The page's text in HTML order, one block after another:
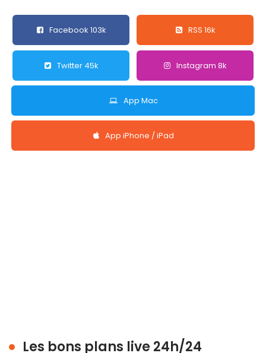
Facebook 103k RSS 16k
Twitter 45k Instagram 8k
App Mac
App iPhone / iPad
Les bons plans live 24h/24